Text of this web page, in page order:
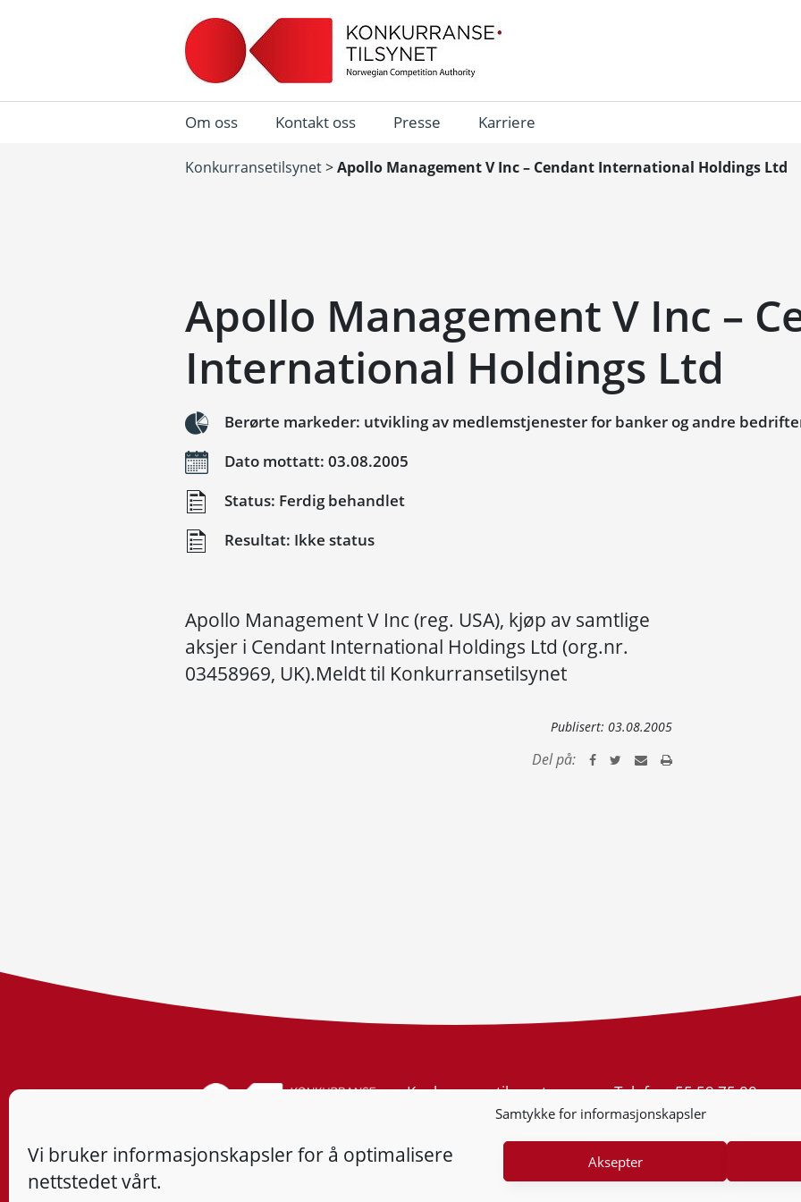
Samtykke for informasjonskapsler
Vi bruker informasjonskapsler for å optimalisere
nettstedet vårt.
Aksepter
Om oss Kontakt oss Presse Karriere
Konkurransetilsynet>Apollo Management V Inc – Cendant International Holdings Ltd
Apollo Management V Inc –
International Holdings Ltd
Berørte markeder: utvikling av medlemstjenester for banker og andre
Dato mottatt: 03.08.2005
Status: Ferdig behandlet
Resultat: Ikke status
Apollo Management V Inc (reg. USA), kjøp av samtlige
aksjer i Cendant International Holdings Ltd (org.nr.
03458969, UK).Meldt til Konkurransetilsynet
Publisert: 03.08.2005
Del på:
Konkurransetilsynet
Postboks 439 Sentrum
Org.nr: 974 761 246
Telefon:55 59 75 00
E-post:post@kt.no
Nyhetsvarsel >>